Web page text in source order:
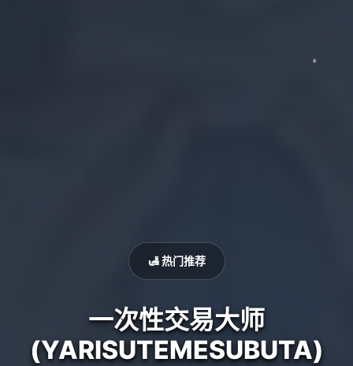
🛃 热门推荐
一次性交易大师
(YARISUTEMESUBUTA)